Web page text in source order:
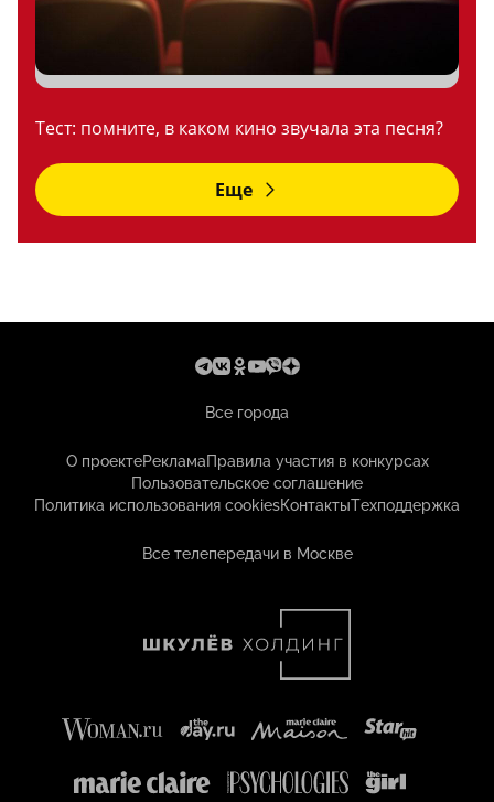
Тест: помните, в каком кино звучала эта песня?
Еще
Все города
О проектеРекламаПравила участия в конкурсах
Пользовательское соглашение
Политика использования cookiesКонтактыТехподдержка
Все телепередачи в Москве